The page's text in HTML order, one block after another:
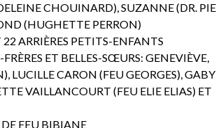
CHOUINARD), SUZANNE (DR.
(HUGHETTE PERRON)
ARRIÈRES PETITS-ENFANTS
FRÈRES ET BELLES-SŒURS: GENEVIÈVE,
LUCILLE CARON (FEU GEORGES), GABY
VAILLANCOURT (FEU ELIE ELIAS) ET
FEU BIBIANE